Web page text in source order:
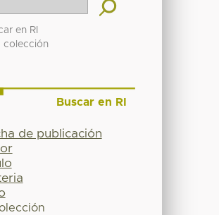
en RI
colección
Buscar en RI
de publicación